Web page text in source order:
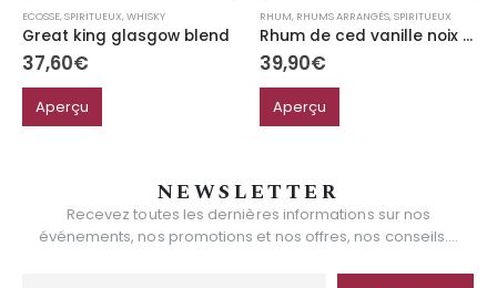
ECOSSE,SPIRITUEUX,WHISKY
Great king glasgow blend
37,60€
Aperçu
RHUM, RHUMS ARRANGÉS,SPIRITUEUX
Rhum de ced vanille noix de macadamia
39,90€
Aperçu
NEWSLETTER
Recevez toutes les dernières informations sur nos
événements, nos promotions et nos offres, nos conseils....